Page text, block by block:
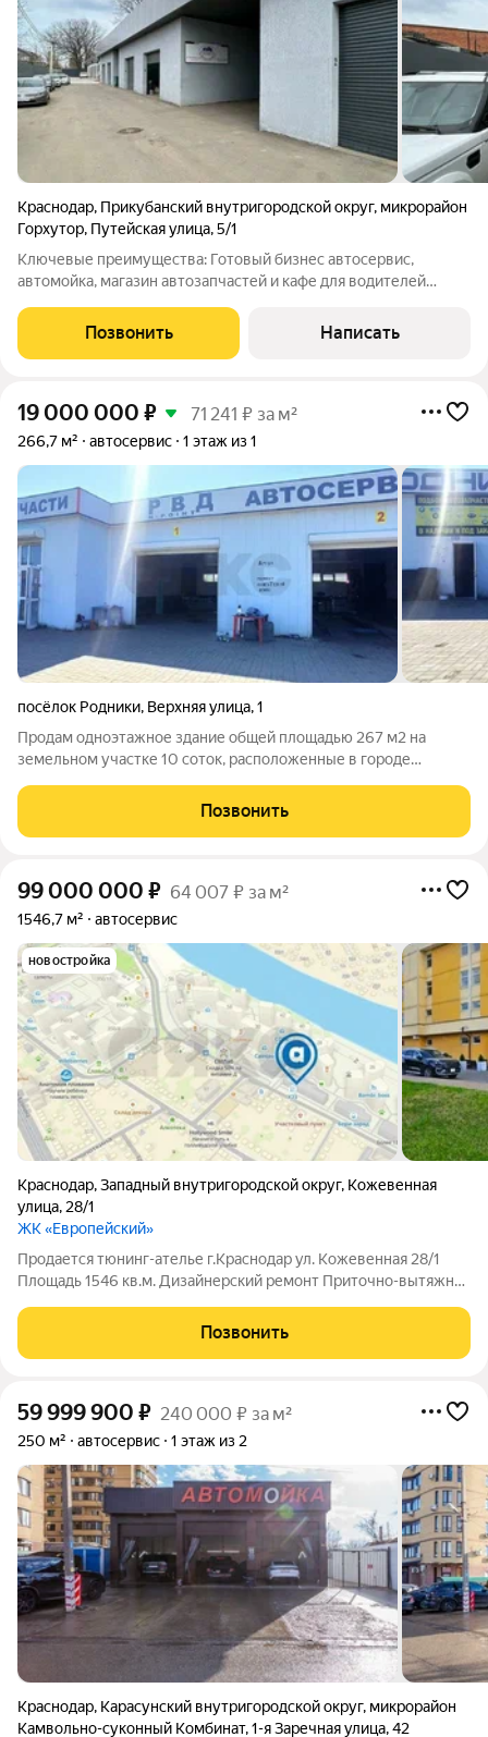
Краснодар, Прикубанский внутригородской округ, микрорайон
Горхутор, Путейская улица,5/1
Ключевые преимущества: Готовый бизнес автосервис,
автомойка, магазин автозапчастей и кафе для водителей
долгосрочные арендаторы с подтвержденной финансовой
историей . Премиальное расположение
Позвонить Написать
19 000 000 ₽ 71 241 ₽ за м²
266,7 м² автосервис 1 этаж из 1
посёлок Родники, Верхняя улица,1
Продам одноэтажное здание общей площадью 267 м2 на
земельном участке 10 соток, расположенные в городе
доход. Используется здание и территория объекта
недвижимости под коммерческую деятельность
Позвонить
99 000 000 ₽ 64 007 ₽ за м²
1546,7 м² автосервис
новостройка
Краснодар,Западный внутригородской округ, Кожевенная
улица, 28/1
ЖК «Европейский»
Продается тюнинг-ателье г.Краснодар ул. Кожевенная 28/1
Площадь 1546 кв.м. Дизайнерский ремонт Приточно-вытяжная
оборудованная техническая зона детейлинг Зона ожидания
1016786247 Арт.1016786247
Позвонить
59 999 900 ₽ 240 000 ₽ за м²
250 м² автосервис 1 этаж из 2
Краснодар, Карасунский внутригородской округ, микрорайон
Камвольно-суконный Комбинат,1-я Заречная улица,42